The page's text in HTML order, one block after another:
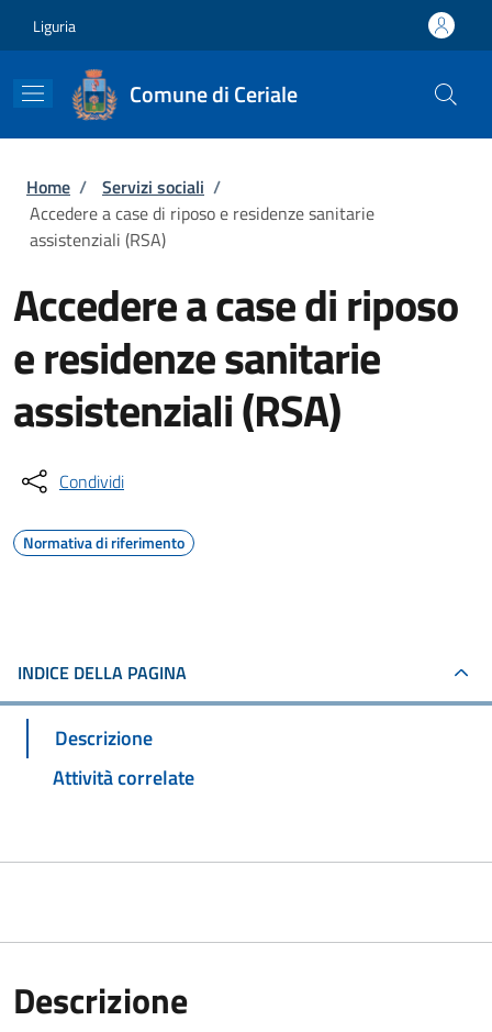
Liguria
Comune di Ceriale
Briciole di pane
Home / Servizi sociali /
Accedere a case di riposo e residenze sanitarie
assistenziali (RSA)
Accedere a case di riposo
e residenze sanitarie
assistenziali (RSA)
Condividi
Normativa di riferimento
INDICE DELLA PAGINA
Descrizione
Attività correlate
Descrizione